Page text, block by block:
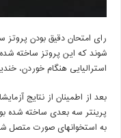
رای امتحان دقیق بودن پروتز
شوند که این پروتز ساخته
استرالیایی هنگام خوردن،
بعد از اطمینان از نتایج
پرینتر سه بعدی ساخته شده
به استخوانهای صورت متصل